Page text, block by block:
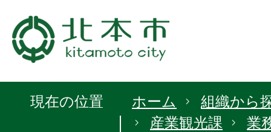
現在の位置 ホーム
組織から
産業観光課
業